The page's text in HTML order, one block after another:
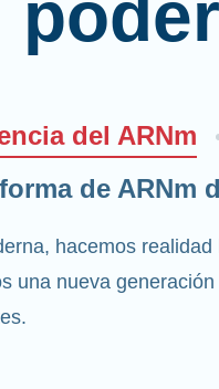
del ARNm
de ARNm
hacemos
una nueva